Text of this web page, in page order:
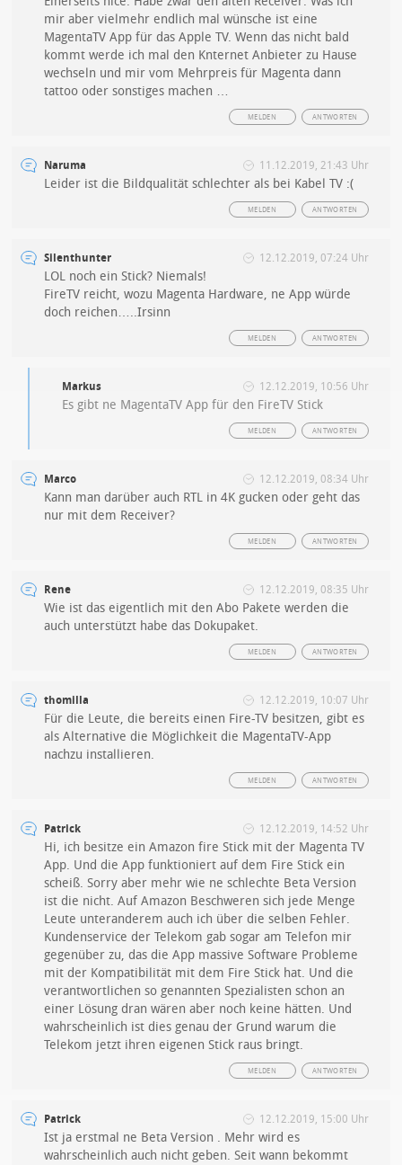
mir aber vielmehr endlich mal wünsche ist eine
MagentaTV App für das Apple TV. Wenn das nicht bald
kommt werde ich mal den Knternet Anbieter zu Hause
wechseln und mir vom Mehrpreis für Magenta dann
tattoo oder sonstiges machen …
ANTWORTEN
MELDEN
Naruma 11.12.2019, 21:43 Uhr
Leider ist die Bildqualität schlechter als bei Kabel TV :(
ANTWORTEN
MELDEN
Silenthunter 12.12.2019, 07:24 Uhr
LOL noch ein Stick? Niemals!
FireTV reicht, wozu Magenta Hardware, ne App würde
doch reichen…..Irsinn
ANTWORTEN
MELDEN
Markus 12.12.2019, 10:56 Uhr
Es gibt ne MagentaTV App für den FireTV Stick
ANTWORTEN
MELDEN
Marco 12.12.2019, 08:34 Uhr
Kann man darüber auch RTL in 4K gucken oder geht das
nur mit dem Receiver?
ANTWORTEN
MELDEN
Rene 12.12.2019, 08:35 Uhr
Wie ist das eigentlich mit den Abo Pakete werden die
auch unterstützt habe das Dokupaket.
ANTWORTEN
MELDEN
thomilla 12.12.2019, 10:07 Uhr
Für die Leute, die bereits einen Fire-TV besitzen, gibt es
als Alternative die Möglichkeit die MagentaTV-App
nachzu installieren.
ANTWORTEN
MELDEN
Patrick 12.12.2019, 14:52 Uhr
Hi, ich besitze ein Amazon fire Stick mit der Magenta TV
App. Und die App funktioniert auf dem Fire Stick ein
scheiß. Sorry aber mehr wie ne schlechte Beta Version
ist die nicht. Auf Amazon Beschweren sich jede Menge
Leute unteranderem auch ich über die selben Fehler.
Kundenservice der Telekom gab sogar am Telefon mir
gegenüber zu, das die App massive Software Probleme
mit der Kompatibilität mit dem Fire Stick hat. Und die
verantwortlichen so genannten Spezialisten schon an
einer Lösung dran wären aber noch keine hätten. Und
wahrscheinlich ist dies genau der Grund warum die
Telekom jetzt ihren eigenen Stick raus bringt.
ANTWORTEN
MELDEN
Patrick 12.12.2019, 15:00 Uhr
Ist ja erstmal ne Beta Version . Mehr wird es
wahrscheinlich auch nicht geben. Seit wann bekommt